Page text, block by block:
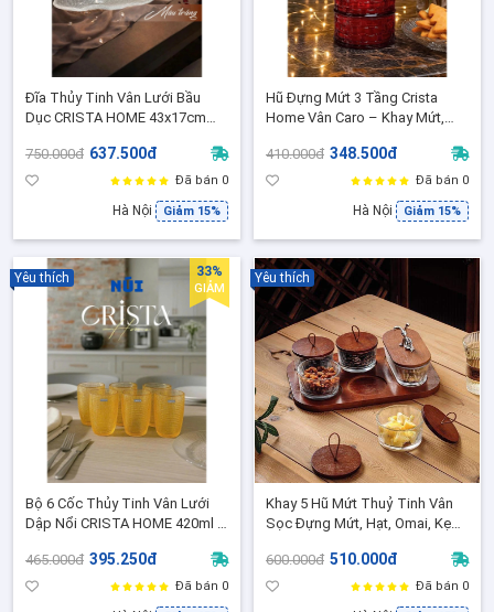
Đĩa Thủy Tinh Vân Lưới Bầu
Dục CRISTA HOME 43x17cm
Tiệc 60226
750.000đ 637.500đ
Đã bán 0
Hà Nội Giảm 15%
Hũ Đựng Mứt 3 Tầng Crista
Home Vân Caro – Khay Mứt,
410.000đ 348.500đ
Đã bán 0
Hà Nội Giảm 15%
Bộ 6 Cốc Thủy Tinh Vân Lưới
Dập Nổi CRISTA HOME 420ml -
Trọng ( 80052- Y- Màu Vàng)
465.000đ 395.250đ
Đã bán 0
Yêu thích 33%
GIẢM
Khay 5 Hũ Mứt Thuỷ Tinh Vân
Sọc Đựng Mứt, Hạt, Omai, Kẹo
600.000đ 510.000đ
Đã bán 0
Yêu thích